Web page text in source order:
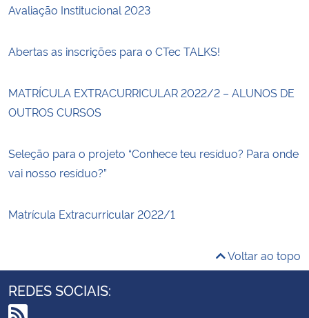
Avaliação Institucional 2023
Abertas as inscrições para o CTec TALKS!
MATRÍCULA EXTRACURRICULAR 2022/2 – ALUNOS DE
OUTROS CURSOS
Seleção para o projeto “Conhece teu resíduo? Para onde
vai nosso resíduo?”
Matrícula Extracurricular 2022/1
Voltar ao topo
REDES SOCIAIS: